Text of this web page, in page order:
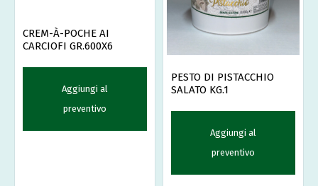
CREM-À-POCHE AI
CARCIOFI GR.600X6
Aggiungi al
preventivo
PESTO DI PISTACCHIO
SALATO KG.1
Aggiungi al
preventivo